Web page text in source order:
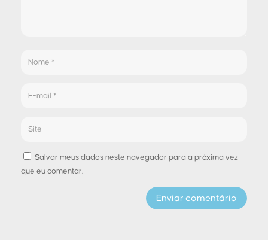
Salvar meus dados neste navegador para a próxima vez
que eu comentar.
Enviar comentário